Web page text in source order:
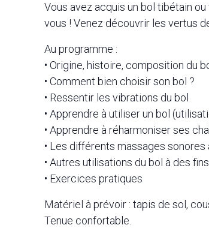
Vous avez acquis un bol tibétain
vous ! Venez découvrir les vertus
Au programme :
• Origine, histoire, composition du
• Comment bien choisir son bol ?
• Ressentir les vibrations du bol
• Apprendre à utiliser un bol
• Apprendre à réharmoniser ses
• Les différents massages sonores
• Autres utilisations du bol à des
• Exercices pratiques
Matériel à prévoir : tapis de sol,
Tenue confortable.